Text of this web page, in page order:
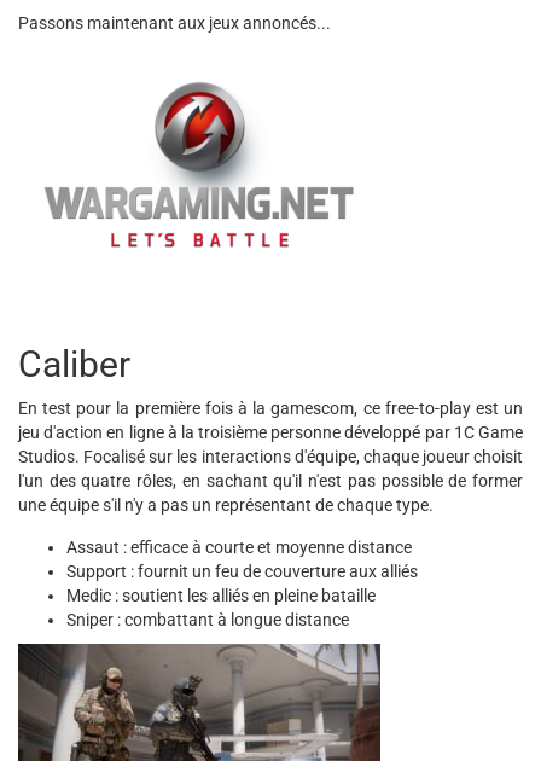
Passons maintenant aux jeux annoncés...
Caliber
En test pour la première fois à la gamescom, ce free-to-play est un
jeu d'action en ligne à la troisième personne développé par 1C Game
Studios. Focalisé sur les interactions d'équipe, chaque joueur choisit
l'un des quatre rôles, en sachant qu'il n'est pas possible de former
une équipe s'il n'y a pas un représentant de chaque type.
Assaut : efficace à courte et moyenne distance
Support : fournit un feu de couverture aux alliés
Medic : soutient les alliés en pleine bataille
Sniper : combattant à longue distance